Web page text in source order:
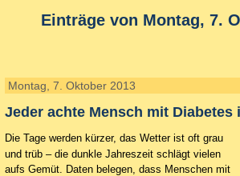
Einträge von Montag, 7.
Montag, 7. Oktober 2013
Jeder achte Mensch mit
Die Tage werden kürzer, das Wetter ist oft grau
und trüb – die dunkle Jahreszeit schlägt vielen
aufs Gemüt. Daten belegen, dass Menschen mit